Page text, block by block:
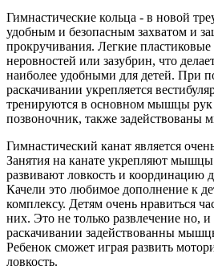
Гимнастические кольца - в новой
удобным и безопасным захватом и
прокручивания. Легкие
неровностей или зазубрин, что
наиболее удобными для детей. При
раскачивании укрепляется
тренируются в основном мышцы рук
позвоночник, также задействованы
Гимнастический канат является
Занятия на канате укрепляют
развивают ловкость и координацию
Качели это любимое дополнение к
комплексу. Детям очень нравиться
них. Это не только развлечение но,
раскачивании задействованны
Ребенок сможет играя развить
ловкость.